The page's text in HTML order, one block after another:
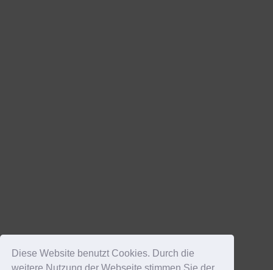
Diese Website benutzt Cookies. Durch die
weitere Nutzung der Webseite stimmen Sie der